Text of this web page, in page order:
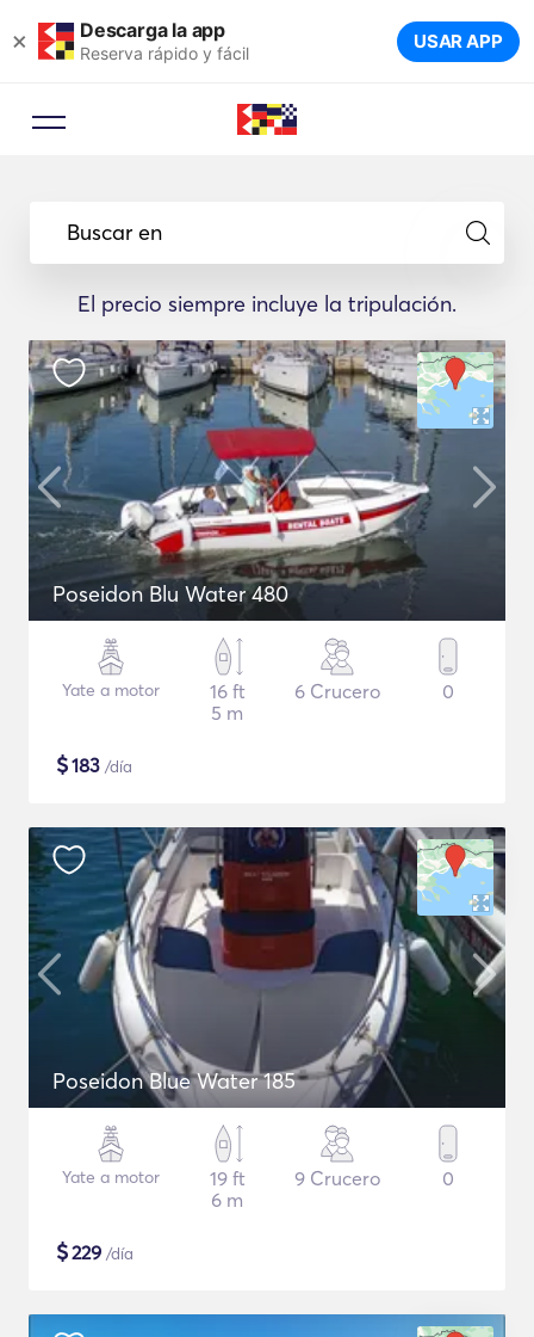
× Descarga la app
Reserva rápido y fácil USAR APP
Buscar en
El precio siempre incluye la tripulación.
Poseidon Blu Water 480
Yate a motor
16 ft
5 m
6 Crucero 0
$183 /día
Poseidon Blue Water 185
Yate a motor
19 ft
6 m
9 Crucero 0
$229 /día